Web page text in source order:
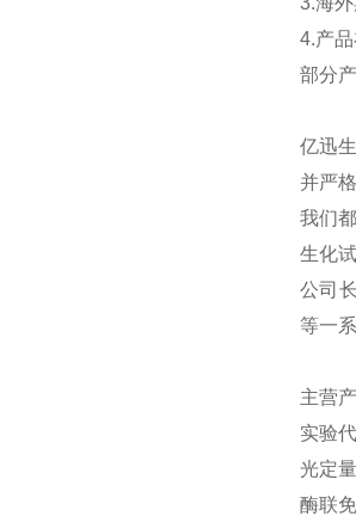
4.产
部分
亿迅
并严
我们
生化
公司
等一
主营
实验
光定
酶联